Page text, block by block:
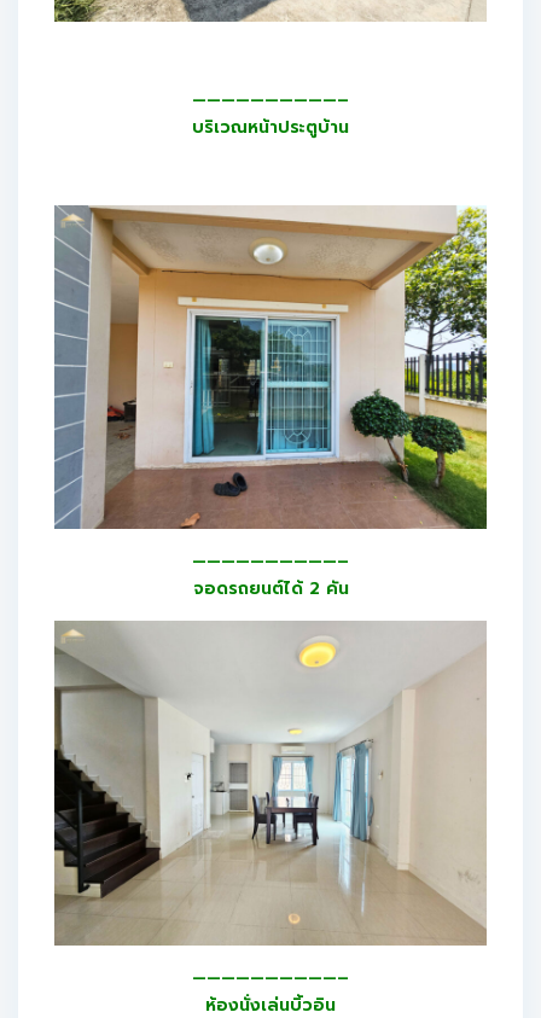
——————————–
บริเวณหน้าประตูบ้าน
——————————–
จอดรถยนต์ได้ 2 คัน
——————————–
ห้องนั่งเล่นบิ้วอิน